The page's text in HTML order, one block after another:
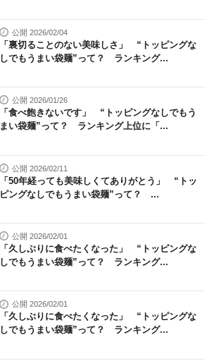
公開 2026/02/04
「裏切ることのない美味しさ」 “トッピングな
しでもうまい袋麺”って？ ランキング...
公開 2026/01/26
「食べ飽きないです」 “トッピングなしでもう
まい袋麺”って？ ランキング上位に「...
公開 2026/02/11
「50年経っても美味しくてありがとう」 “トッ
ピングなしでもうまい袋麺”って？ ...
公開 2026/02/01
「久しぶりに食べたくなった」 “トッピングな
しでもうまい袋麺”って？ ランキング...
公開 2026/02/01
「久しぶりに食べたくなった」 “トッピングな
しでもうまい袋麺”って？ ランキング...